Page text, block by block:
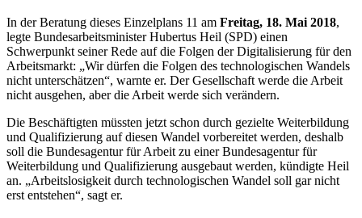
In der Beratung dieses Einzelplans 11 am Freitag, 18. Mai 2018,
legte Bundesarbeitsminister Hubertus Heil (SPD) einen
Schwerpunkt seiner Rede auf die Folgen der Digitalisierung für den
Arbeitsmarkt: „Wir dürfen die Folgen des technologischen Wandels
nicht unterschätzen“, warnte er. Der Gesellschaft werde die Arbeit
nicht ausgehen, aber die Arbeit werde sich verändern.
Die Beschäftigten müssten jetzt schon durch gezielte Weiterbildung
und Qualifizierung auf diesen Wandel vorbereitet werden, deshalb
soll die Bundesagentur für Arbeit zu einer Bundesagentur für
Weiterbildung und Qualifizierung ausgebaut werden, kündigte Heil
an. „Arbeitslosigkeit durch technologischen Wandel soll gar nicht
erst entstehen“, sagt er.